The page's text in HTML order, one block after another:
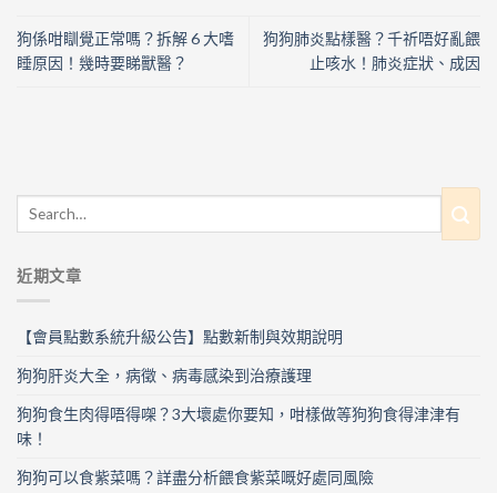
近期文章
【會員點數系統升級公告】點數新制與效期說明
狗狗肝炎大全，病徵、病毒感染到治療護理
狗狗食生肉得唔得㗎？3大壞處你要知，咁樣做等狗狗食得津津有
味！
狗狗可以食紫菜嗎？詳盡分析餵食紫菜嘅好處同風險
狗係咁瞓覺正常嗎？拆解 6 大嗜
睡原因！幾時要睇獸醫？
狗狗肺炎點樣醫？千祈唔好亂餵
止咳水！肺炎症狀、成因